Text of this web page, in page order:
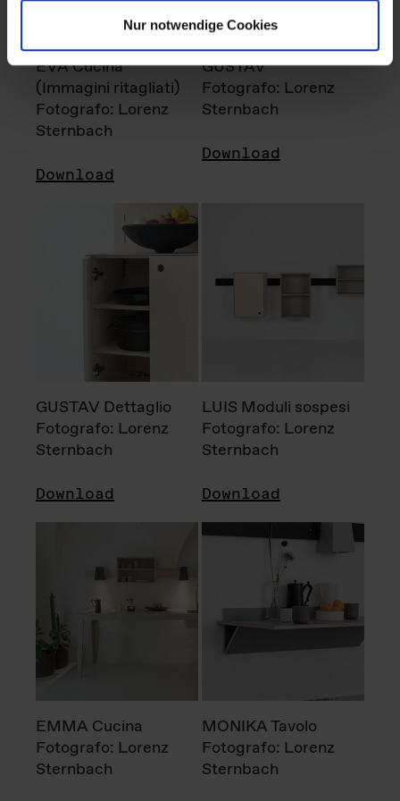
Nur notwendige Cookies
EVA Cucina
(Immagini ritagliati)
Fotografo: Lorenz
Sternbach
Download
GUSTAV
Fotografo: Lorenz
Sternbach
Download
GUSTAV Dettaglio
Fotografo: Lorenz
Sternbach
Download
LUIS Moduli sospesi
Fotografo: Lorenz
Sternbach
Download
EMMA Cucina
Fotografo: Lorenz
Sternbach
MONIKA Tavolo
Fotografo: Lorenz
Sternbach